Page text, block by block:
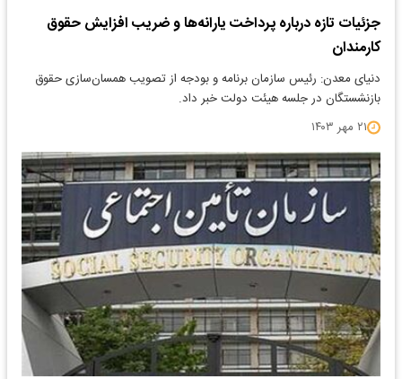
جزئیات تازه درباره پرداخت یارانه‌ها و ضریب افزایش حقوق
کارمندان
دنیای معدن: رئیس سازمان برنامه و بودجه از تصویب همسان‌سازی حقوق
بازنشستگان در جلسه هیئت دولت خبر داد.
۲۱ مهر ۱۴۰۳